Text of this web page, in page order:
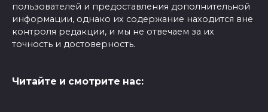
пользователей и предоставления дополнительной
информации, однако их содержание находится вне
контроля редакции, и мы не отвечаем за их
точность и достоверность.
Читайте и смотрите нас: